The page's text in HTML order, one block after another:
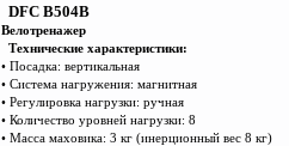
DFC B504B
Велотренажер
Технические характеристики:
• Посадка: вертикальная
• Система нагружения: магнитная
• Регулировка нагрузки: ручная
• Количество уровней нагрузки: 8
• Масса маховика: 3 кг (инерционный вес 8 кг)